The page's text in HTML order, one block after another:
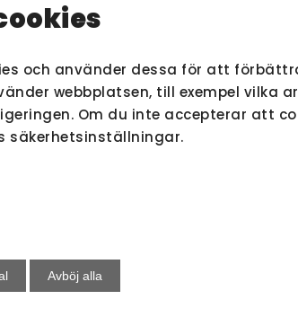
och använder dessa för att
webbplatsen, till exempel vilka
Om du inte accepterar att
säkerhetsinställningar.
Avböj alla
DU LÄSA MER OM RIKTLINJER FÖR
med råd vid utformning av
branschkrav och ger